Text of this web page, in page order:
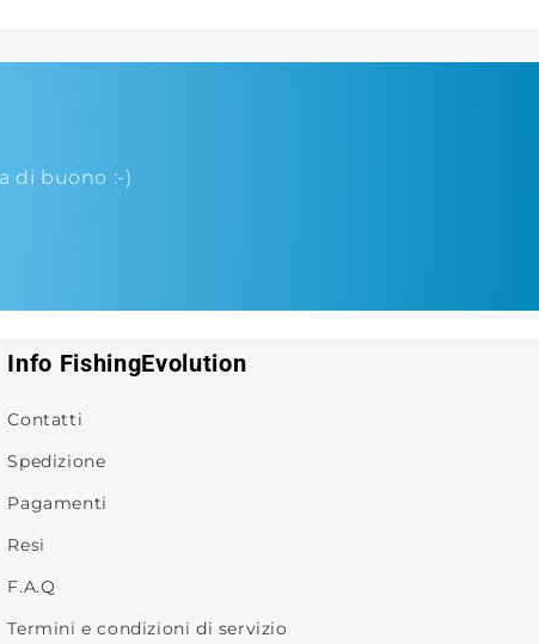
di buono :-)
Info FishingEvolution
Contatti
Spedizione
Pagamenti
Resi
F.A.Q
Termini e condizioni di servizio